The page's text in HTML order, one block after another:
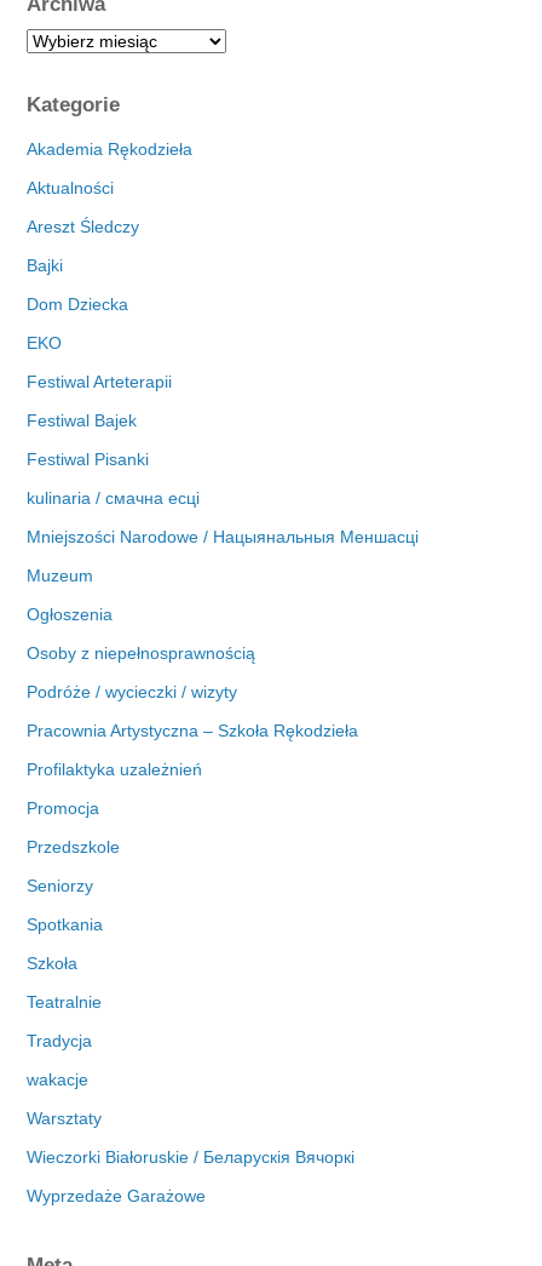
A
h
i
a
Kategorie
Akademia Rękodzieła
Aktualności
Areszt Śledczy
Bajki
Dom Dziecka
EKO
Festiwal Arteterapii
Festiwal Bajek
Festiwal Pisanki
kulinaria / смачна есці
Mniejszości Narodowe / Нацыянальныя Меншасці
Muzeum
Ogłoszenia
Osoby z niepełnosprawnością
Podróże / wycieczki / wizyty
Pracownia Artystyczna – Szkoła Rękodzieła
Profilaktyka uzależnień
Promocja
Przedszkole
Seniorzy
Spotkania
Szkoła
Teatralnie
Tradycja
wakacje
Warsztaty
Wieczorki Białoruskie / Беларускія Вячоркі
Wyprzedaże Garażowe